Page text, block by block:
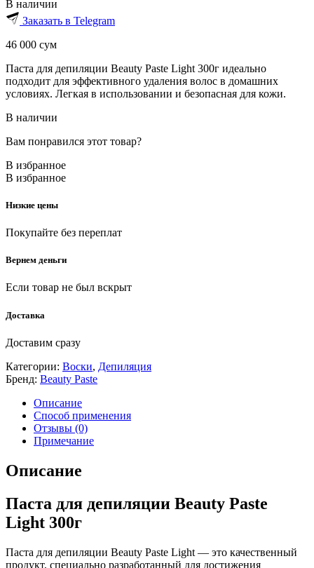
В наличии
Заказать в Telegram
46 000 сум
Паста для депиляции Beauty Paste Light 300г идеально
подходит для эффективного удаления волос в домашних
условиях. Легкая в использовании и безопасная для кожи.
В наличии
Вам понравился этот товар?
В избранное
В избранное
Низкие цены
Покупайте без переплат
Вернем деньги
Если товар не был вскрыт
Доставка
Доставим сразу
Категории: Воски, Депиляция
Бренд: Beauty Paste
Описание
Способ применения
Отзывы (0)
Примечание
Описание
Паста для депиляции Beauty Paste
Light 300г
Паста для депиляции Beauty Paste Light — это качественный
продукт, специально разработанный для достижения